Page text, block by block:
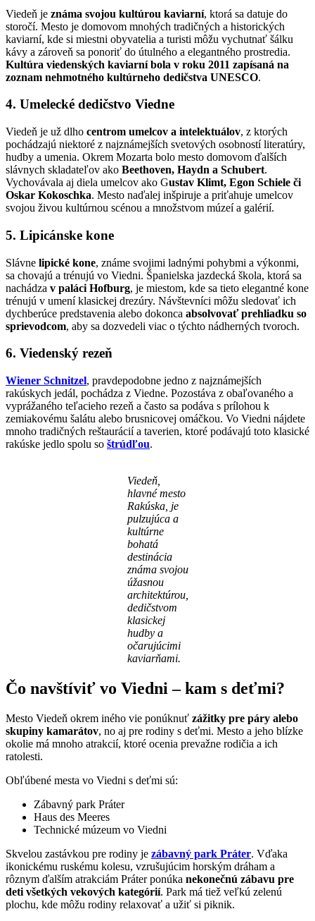
Viedeň je známa svojou kultúrou kaviarní, ktorá sa datuje do
storočí. Mesto je domovom mnohých tradičných a historických
kaviarní, kde si miestni obyvatelia a turisti môžu vychutnať šálku
kávy a zároveň sa ponoriť do útulného a elegantného prostredia.
Kultúra viedenských kaviarní bola v roku 2011 zapísaná na
zoznam nehmotného kultúrneho dedičstva UNESCO.
4. Umelecké dedičstvo Viedne
Viedeň je už dlho centrom umelcov a intelektuálov, z ktorých
pochádzajú niektoré z najznámejších svetových osobností literatúry,
hudby a umenia. Okrem Mozarta bolo mesto domovom ďalších
slávnych skladateľov ako Beethoven, Haydn a Schubert.
Vychovávala aj diela umelcov ako Gustav Klimt, Egon Schiele či
Oskar Kokoschka. Mesto naďalej inšpiruje a priťahuje umelcov
svojou živou kultúrnou scénou a množstvom múzeí a galérií.
5. Lipicánske kone
Slávne lipické kone, známe svojimi ladnými pohybmi a výkonmi,
sa chovajú a trénujú vo Viedni. Španielska jazdecká škola, ktorá sa
nachádza v paláci Hofburg, je miestom, kde sa tieto elegantné kone
trénujú v umení klasickej drezúry. Návštevníci môžu sledovať ich
dychberúce predstavenia alebo dokonca absolvovať prehliadku so
sprievodcom, aby sa dozvedeli viac o týchto nádherných tvoroch.
6. Viedenský rezeň
Wiener Schnitzel, pravdepodobne jedno z najznámejších
rakúskych jedál, pochádza z Viedne. Pozostáva z obaľovaného a
vyprážaného teľacieho rezeň a často sa podáva s prílohou k
zemiakovému šalátu alebo brusnicovej omáčkou. Vo Viedni nájdete
mnoho tradičných reštaurácií a taverien, ktoré podávajú toto klasické
rakúske jedlo spolu so štrúdľou.
Viedeň,
hlavné mesto
Rakúska, je
pulzujúca a
kultúrne
bohatá
destinácia
známa svojou
úžasnou
architektúrou,
dedičstvom
klasickej
hudby a
očarujúcimi
kaviarňami.
Čo navštíviť vo Viedni – kam s deťmi?
Mesto Viedeň okrem iného vie ponúknuť zážitky pre páry alebo
skupiny kamarátov, no aj pre rodiny s deťmi. Mesto a jeho blízke
okolie má mnoho atrakcií, ktoré ocenia prevažne rodičia a ich
ratolesti.
Obľúbené mesta vo Viedni s deťmi sú:
Zábavný park Práter
Haus des Meeres
Technické múzeum vo Viedni
Skvelou zastávkou pre rodiny je zábavný park Práter. Vďaka
ikonickému ruskému kolesu, vzrušujúcim horským dráham a
rôznym ďalším atrakciám Práter ponúka nekonečnú zábavu pre
deti všetkých vekových kategórií. Park má tiež veľkú zelenú
plochu, kde môžu rodiny relaxovať a užiť si piknik.